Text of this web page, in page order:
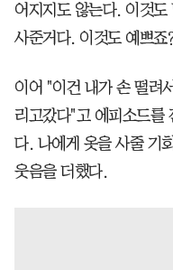
어지지도 않는다. 이것도
사준거다. 이것도 예쁘
이어 "이건 내가 손 떨려
리고갔다"고 에피소드를
다. 나에게 옷을 사줄 기
웃음을 더했다.